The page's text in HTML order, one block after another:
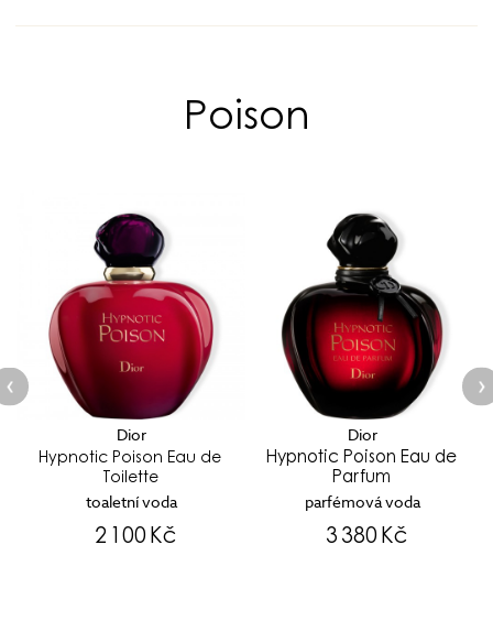
Poison
Dior
Hypnotic Poison Eau de
Toilette
toaletní voda
2 100 Kč
Dior
Hypnotic Poison Eau de
Parfum
parfémová voda
3 380 Kč